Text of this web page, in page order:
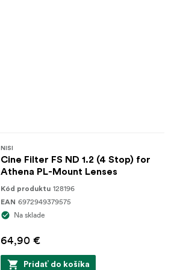
NISI
Cine Filter FS ND 1.2 (4 Stop) for
Athena PL-Mount Lenses
Kód produktu 128196
EAN 6972949379575
Na sklade
64,90 €
Pridať do košíka